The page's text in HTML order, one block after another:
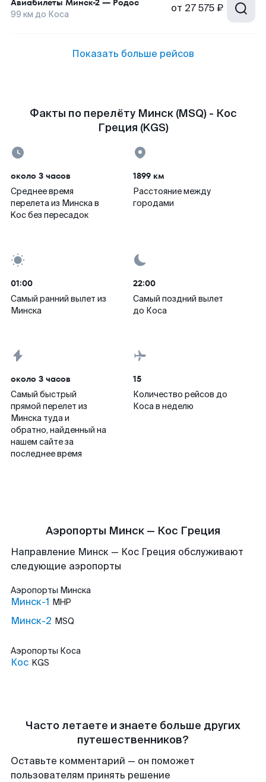
Авиабилеты Минск-2 — Родос
99 км до Коса от 27 575 ₽
Показать больше рейсов
Факты по перелёту Минск (MSQ) - Кос
Греция (KGS)
около 3 часов
Среднее время
перелета из Минска в
Koc без пересадок
1899 км
Расстояние между
городами
01:00
Самый ранний вылет из
Минска
22:00
Самый поздний вылет
до Коса
около 3 часов
Самый быстрый
прямой перелет из
Минска туда и
обратно, найденный на
нашем сайте за
последнее время
15
Количество рейсов до
Коса в неделю
Аэропорты Минск — Кос Греция
Направление Минск — Кос Греция обслуживают
следующие аэропорты
Аэропорты Минска
Минск-1 MHP
Минск-2 MSQ
Аэропорты Коса
Кос KGS
Часто летаете и знаете больше других
путешественников?
Оставьте комментарий — он поможет
пользователям принять решение